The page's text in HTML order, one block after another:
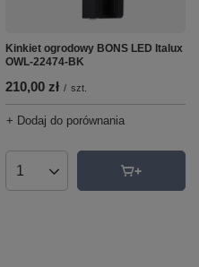
Kinkiet ogrodowy BONS LED Italux
OWL-22474-BK
210,00 zł / szt.
+ Dodaj do porównania
Ilość produktów